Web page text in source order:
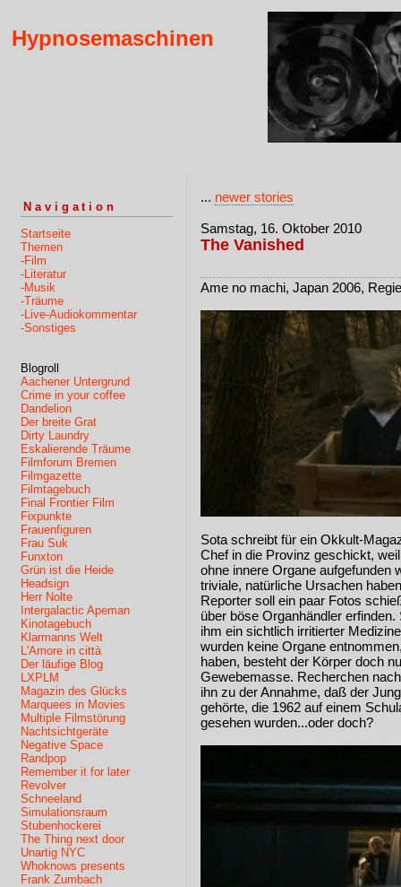
Hypnosemaschinen
Navigation
Startseite
Themen
-Film
-Literatur
-Musik
-Träume
-Live-Audiokommentar
-Sonstiges
Blogroll
Aachener Untergrund
Crime in your coffee
Dandelion
Der breite Grat
Dirty Laundry
Eskalierende Träume
Filmforum Bremen
Filmgazette
Filmtagebuch
Final Frontier Film
Fixpunkte
Frauenfiguren
Frau Suk
Funxton
Grün ist die Heide
Headsign
Herr Nolte
Intergalactic Apeman
Kinotagebuch
Klarmanns Welt
L'Amore in città
Der läufige Blog
LXPLM
Magazin des Glücks
Marquees in Movies
Multiple Filmstörung
Nachtsichtgeräte
Negative Space
Randpop
Remember it for later
Revolver
Schneeland
Simulationsraum
Stubenhockerei
The Thing next door
Unartig NYC
Whoknows presents
Frank Zumbach
... newer stories
Samstag, 16. Oktober 2010
The Vanished
Ame no machi, Japan 2006,
Sota schreibt für ein Okkult-
Chef in die Provinz geschickt,
ohne innere Organe aufgefunden
triviale, natürliche Ursachen
Reporter soll ein paar Fotos
über böse Organhändler
ihm ein sichtlich irritierter
wurden keine Organe
haben, besteht der Körper doch
Gewebemasse. Recherchen
ihn zu der Annahme, daß der
gehörte, die 1962 auf einem
gesehen wurden...oder doch?